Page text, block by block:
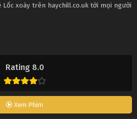
Rating 8.0
Xem Phim
xoáy trên haychill.co.uk tới mọi người